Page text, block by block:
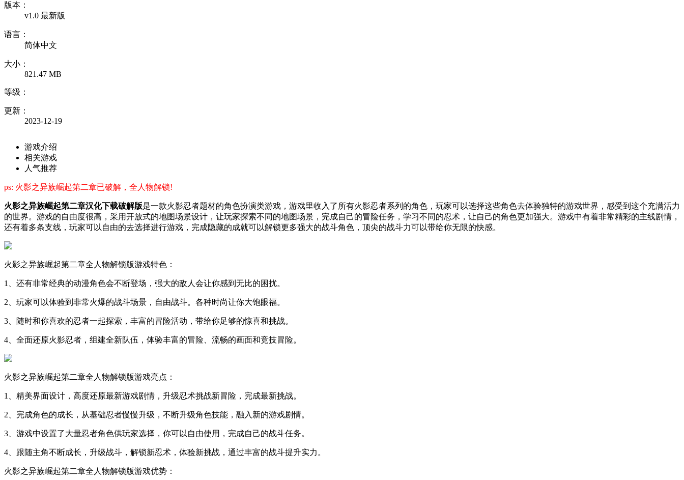
版本：
v1.0 最新版
语言：
简体中文
大小：
821.47 MB
等级：
更新：
2023-12-19
游戏介绍
相关游戏
人气推荐
ps: 火影之异族崛起第二章已破解，全人物解锁!
火影之异族崛起第二章汉化下载破解版是一款火影忍者题材的角色扮演类游戏，游戏里收入了所有火影忍者系列的角色，玩家可以选择这些角色去体验独特的游戏世界，感受到这个充满活力
的世界。游戏的自由度很高，采用开放式的地图场景设计，让玩家探索不同的地图场景，完成自己的冒险任务，学习不同的忍术，让自己的角色更加强大。游戏中有着非常精彩的主线剧情，
还有着多条支线，玩家可以自由的去选择进行游戏，完成隐藏的成就可以解锁更多强大的战斗角色，顶尖的战斗力可以带给你无限的快感。
火影之异族崛起第二章全人物解锁版游戏特色：
1、还有非常经典的动漫角色会不断登场，强大的敌人会让你感到无比的困扰。
2、玩家可以体验到非常火爆的战斗场景，自由战斗。各种时尚让你大饱眼福。
3、随时和你喜欢的忍者一起探索，丰富的冒险活动，带给你足够的惊喜和挑战。
4、全面还原火影忍者，组建全新队伍，体验丰富的冒险、流畅的画面和竞技冒险。
火影之异族崛起第二章全人物解锁版游戏亮点：
1、精美界面设计，高度还原最新游戏剧情，升级忍术挑战新冒险，完成最新挑战。
2、完成角色的成长，从基础忍者慢慢升级，不断升级角色技能，融入新的游戏剧情。
3、游戏中设置了大量忍者角色供玩家选择，你可以自由使用，完成自己的战斗任务。
4、跟随主角不断成长，升级战斗，解锁新忍术，体验新挑战，通过丰富的战斗提升实力。
火影之异族崛起第二章全人物解锁版游戏优势：